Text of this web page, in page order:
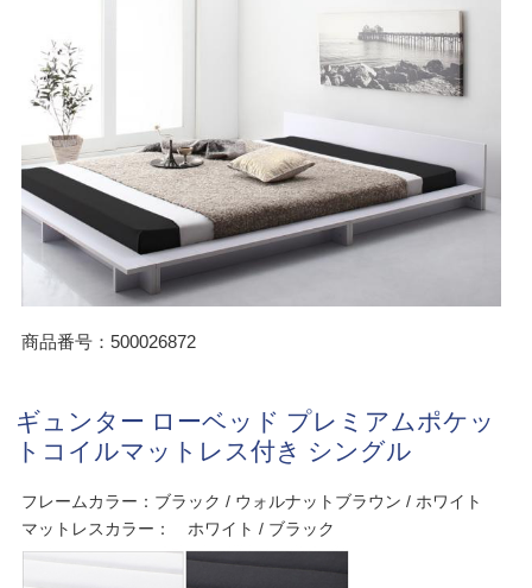
商品番号：500026872
ギュンター ローベッド プレミアムポケッ
トコイルマットレス付き シングル
フレームカラー：ブラック / ウォルナットブラウン / ホワイト
マットレスカラー： ホワイト / ブラック